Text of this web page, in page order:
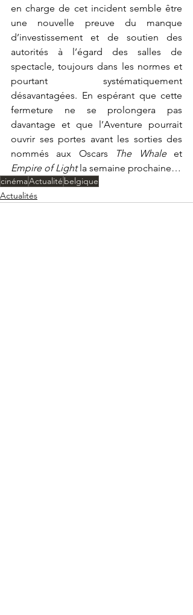
en charge de cet incident semble être
une nouvelle preuve du manque
d’investissement et de soutien des
autorités à l’égard des salles de
spectacle, toujours dans les normes et
pourtant systématiquement
désavantagées. En espérant que cette
fermeture ne se prolongera pas
davantage et que l’Aventure pourrait
ouvrir ses portes avant les sorties des
nommés aux Oscars
The Whale
Empire of Light la semaine prochaine…
cinémaActualité belgique
Actualités